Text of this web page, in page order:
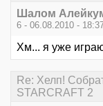
Шалом
6 - 06.08.2010 -
Хм... я уже
Re: Хелп!
STARCRAFT 2